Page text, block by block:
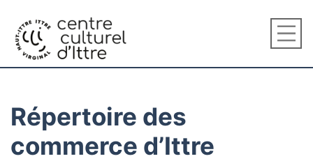
Répertoire des
commerce d’Ittre